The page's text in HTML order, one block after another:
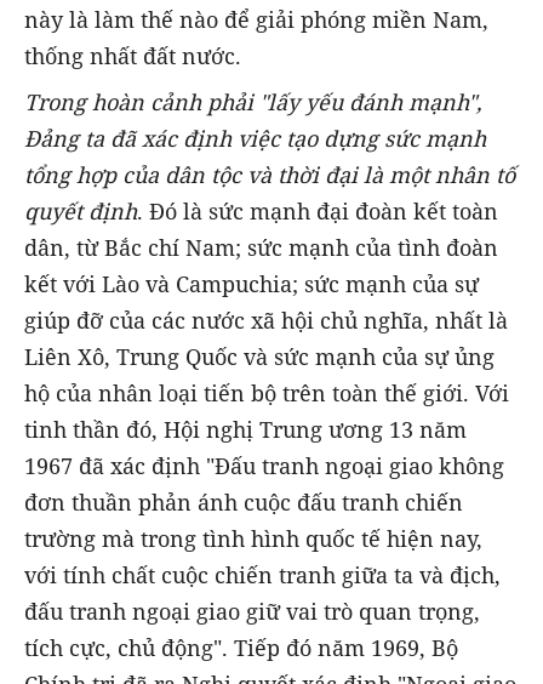
này là làm thế nào để giải phóng miền Nam,
thống nhất đất nước.
Trong hoàn cảnh phải "lấy yếu đánh mạnh",
Đảng ta đã xác định việc tạo dựng sức mạnh
tổng hợp của dân tộc và thời đại là một nhân tố
quyết định. Đó là sức mạnh đại đoàn kết toàn
dân, từ Bắc chí Nam; sức mạnh của tình đoàn
kết với Lào và Campuchia; sức mạnh của sự
giúp đỡ của các nước xã hội chủ nghĩa, nhất là
Liên Xô, Trung Quốc và sức mạnh của sự ủng
hộ của nhân loại tiến bộ trên toàn thế giới. Với
tinh thần đó, Hội nghị Trung ương 13 năm
1967 đã xác định "Đấu tranh ngoại giao không
đơn thuần phản ánh cuộc đấu tranh chiến
trường mà trong tình hình quốc tế hiện nay,
với tính chất cuộc chiến tranh giữa ta và địch,
đấu tranh ngoại giao giữ vai trò quan trọng,
tích cực, chủ động". Tiếp đó năm 1969, Bộ